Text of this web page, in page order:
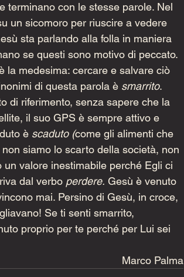
terminano con le stesse parole. Nel
un sicomoro per riuscire a vedere
sta parlando alla folla in maniera
se questi sono motivo di peccato.
la medesima: cercare e salvare ciò
di questa parola è smarrito.
di riferimento, senza sapere che la
il suo GPS è sempre attivo e
è scaduto (come gli alimenti che
siamo lo scarto della società, non
valore inestimabile perché Egli ci
dal verbo perdere. Gesù è venuto
mai. Persino di Gesù, in croce,
Se ti senti smarrito,
proprio per te perché per Lui sei
Marco Palma